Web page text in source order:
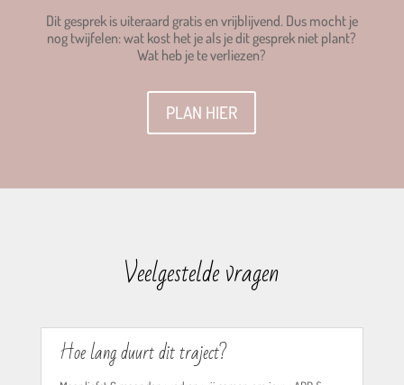
Dit gesprek is uiteraard gratis en vrijblijvend. Dus mocht je
nog twijfelen: wat kost het je als je dit gesprek niet plant?
Wat heb je te verliezen?
PLAN HIER
Veelgestelde vragen
Hoe lang duurt dit traject?